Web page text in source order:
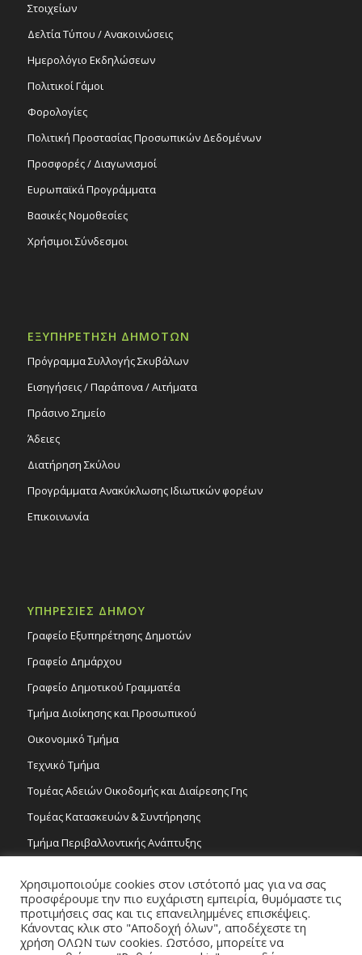
Στοιχείων
Δελτία Τύπου / Ανακοινώσεις
Ημερολόγιο Εκδηλώσεων
Πολιτικοί Γάμοι
Φορολογίες
Πολιτική Προστασίας Προσωπικών Δεδομένων
Προσφορές / Διαγωνισμοί
Ευρωπαϊκά Προγράμματα
Βασικές Νομοθεσίες
Χρήσιμοι Σύνδεσμοι
ΕΞΥΠΗΡΕΤΗΣΗ ΔΗΜΟΤΩΝ
Πρόγραμμα Συλλογής Σκυβάλων
Εισηγήσεις / Παράπονα / Αιτήματα
Πράσινο Σημείο
Άδειες
Διατήρηση Σκύλου
Προγράμματα Ανακύκλωσης Ιδιωτικών φορέων
Επικοινωνία
ΥΠΗΡΕΣΙΕΣ ΔΗΜΟΥ
Γραφείο Εξυπηρέτησης Δημοτών
Γραφείο Δημάρχου
Γραφείο Δημοτικού Γραμματέα
Τμήμα Διοίκησης και Προσωπικού
Οικονομικό Τμήμα
Τεχνικό Τμήμα
Τομέας Αδειών Οικοδομής και Διαίρεσης Γης
Τομέας Κατασκευών & Συντήρησης
Τμήμα Περιβαλλοντικής Ανάπτυξης
Τομέας Γραμμάτων και Τεχνών
Τροχονομία
Χρησιμοποιούμε cookies στον ιστότοπό μας για να σας
προσφέρουμε την πιο ευχάριστη εμπειρία, θυμόμαστε τις
προτιμήσεις σας και τις επανειλημμένες επισκέψεις.
Κάνοντας κλικ στο "Αποδοχή όλων", αποδέχεστε τη
χρήση ΟΛΩΝ των cookies. Ωστόσο, μπορείτε να